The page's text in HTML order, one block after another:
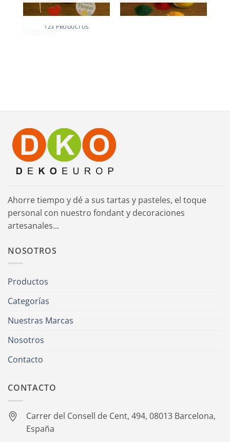
OUTLET
123 PRODUCTOS
Ahorre tiempo y dé a sus tartas y pasteles, el toque
personal con nuestro fondant y decoraciones
artesanales...
NOSOTROS
Productos
Categorías
Nuestras Marcas
Nosotros
Contacto
CONTACTO
Carrer del Consell de Cent, 494, 08013 Barcelona,
España